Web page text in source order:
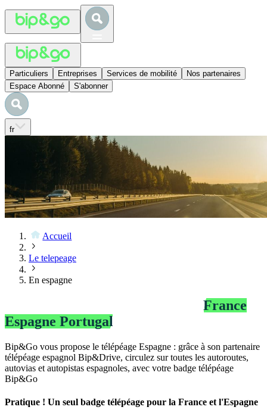
Particuliers Entreprises Services de mobilité
Nos partenaires
Espace Abonné
S'abonner
fr
Accueil
Le telepeage
En espagne
France
Espagne Portugal
Bip&Go vous propose le télépéage Espagne : grâce à son partenaire
télépéage espagnol Bip&Drive, circulez sur toutes les autoroutes,
autovias et autopistas espagnoles, avec votre badge télépéage
Bip&Go
Pratique ! Un seul badge télépéage pour la France et l'Espagne